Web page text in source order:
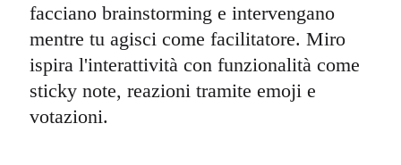
facciano brainstorming e intervengano
mentre tu agisci come facilitatore. Miro
ispira l'interattività con funzionalità come
sticky note, reazioni tramite emoji e
votazioni.